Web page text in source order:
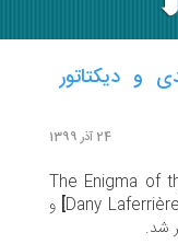
» [The
Dany و